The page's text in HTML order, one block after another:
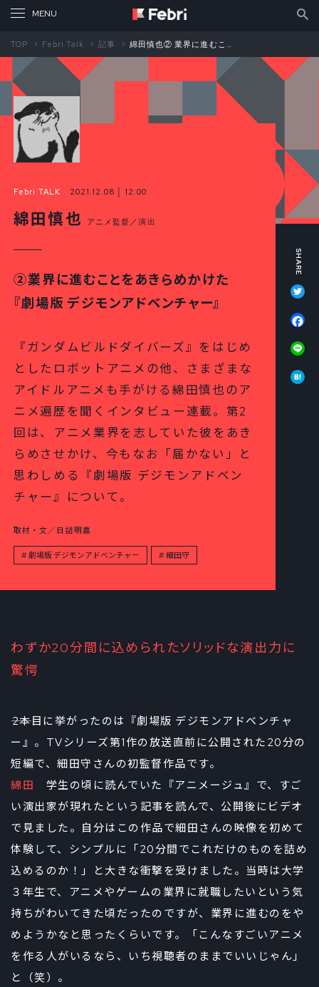
TOP Febri Talk 記事 綿田慎也② 業界に進むことをあきらめかけた『劇場版 デジモンアドベンチャー』
Febri TALK 2021.12.08 │ 12:00
綿田慎也 アニメ監督／演出
②業界に進むことをあきらめかけた
『劇場版 デジモンアドベンチャー』
『ガンダムビルドダイバーズ』をはじめ
としたロボットアニメの他、さまざまな
アイドルアニメも手がける綿田慎也のア
ニメ遍歴を聞くインタビュー連載。第2
回は、アニメ業界を志していた彼をあき
らめさせかけ、今もなお「届かない」と
思わしめる『劇場版 デジモンアドベン
チャー』について。
取材・文／日詰明嘉
劇場版 デジモンアドベンチャー 細田守
わずか20分間に込められたソリッドな演出力に
驚愕
――2本目に挙がったのは『劇場版 デジモンアドベンチャ
ー』。TVシリーズ第1作の放送直前に公開された20分の
短編で、細田守さんの初監督作品です。
綿田 学生の頃に読んでいた『アニメージュ』で、すご
い演出家が現れたという記事を読んで、公開後にビデオ
で見ました。自分はこの作品で細田さんの映像を初めて
体験して、シンプルに「20分間でこれだけのものを詰め
込めるのか！」と大きな衝撃を受けました。当時は大学
３年生で、アニメやゲームの業界に就職したいという気
持ちがわいてきた頃だったのですが、業界に進むのをや
めようかなと思ったくらいです。「こんなすごいアニメ
を作る人がいるなら、いち視聴者のままでいいじゃん」
と（笑）。